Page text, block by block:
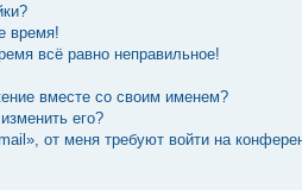
время!
всё равно неправильное!
вместе со своим именем?
его?
от меня требуют войти на